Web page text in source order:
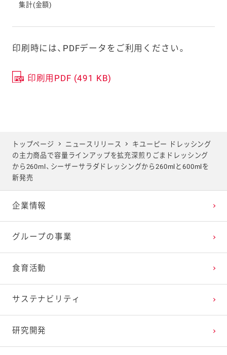
集計(金額)
印刷時には、PDFデータをご利用ください。
印刷用PDF (491 KB)
トップページ ニュースリリース
キユーピー ドレッシング
の主力商品で容量ラインアップを拡充深煎りごまドレッシング
から260ml、シーザーサラダドレッシングから260mlと600mlを
新発売
企業情報
グループの事業
食育活動
サステナビリティ
研究開発